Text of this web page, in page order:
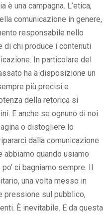
è una campagna. L’etica,
comunicazione in genere,
responsabile nello
chi produce i contenuti
In particolare del
ha a disposizione un
più precisi e
della retorica si
E anche se ognuno di noi
o distogliere lo
dalla comunicazione
abbiamo quando usiamo
ci bagniamo sempre. Il
una volta messo in
pressione sul pubblico,
È inevitabile. E da questa